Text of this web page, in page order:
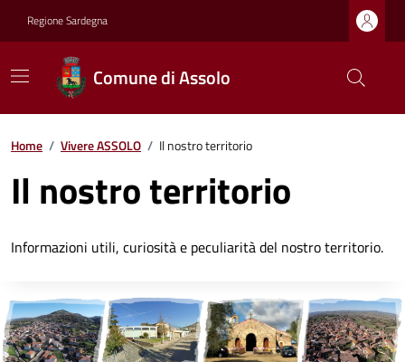
Regione Sardegna
Comune di Assolo
Home / Vivere ASSOLO / Il nostro territorio
Il nostro territorio
Informazioni utili, curiosità e peculiarità del nostro territorio.